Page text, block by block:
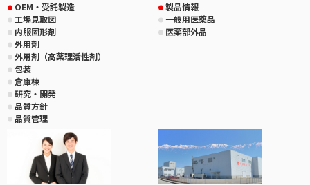
OEM・受託製造
工場見取図
内服固形剤
外用剤
外用剤（高薬理活性剤）
包装
倉庫棟
研究・開発
品質方針
品質管理
製品情報
一般用医薬品
医薬部外品